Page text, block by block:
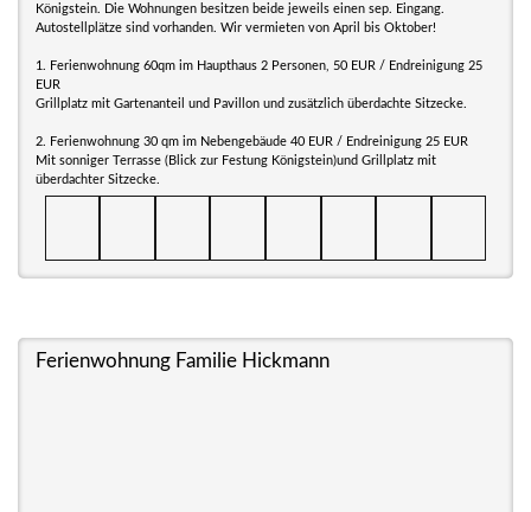
Königstein. Die Wohnungen besitzen beide jeweils einen sep. Eingang.
Autostellplätze sind vorhanden. Wir vermieten von April bis Oktober!
1. Ferienwohnung 60qm im Haupthaus 2 Personen, 50 EUR / Endreinigung 25
EUR
Grillplatz mit Gartenanteil und Pavillon und zusätzlich überdachte Sitzecke.
2. Ferienwohnung 30 qm im Nebengebäude 40 EUR / Endreinigung 25 EUR
Mit sonniger Terrasse (Blick zur Festung Königstein)und Grillplatz mit
überdachter Sitzecke.
Ferienwohnung Familie Hickmann